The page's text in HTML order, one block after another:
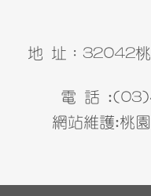
地 址：32042
電 話
網站維護:桃